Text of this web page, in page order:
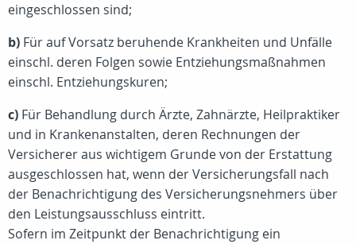
eingeschlossen sind;
b) Für auf Vorsatz beruhende Krankheiten und Unfälle
einschl. deren Folgen sowie Entziehungsmaßnahmen
einschl. Entziehungskuren;
c) Für Behandlung durch Ärzte, Zahnärzte, Heilpraktiker
und in Krankenanstalten, deren Rechnungen der
Versicherer aus wichtigem Grunde von der Erstattung
ausgeschlossen hat, wenn der Versicherungsfall nach
der Benachrichtigung des Versicherungsnehmers über
den Leistungsausschluss eintritt.
Sofern im Zeitpunkt der Benachrichtigung ein